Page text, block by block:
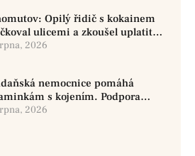
Opilý řidič s kokainem
ulicemi a zkoušel uplatit
2026
nemocnice pomáhá
s kojením. Podpora
už před porodem
2026